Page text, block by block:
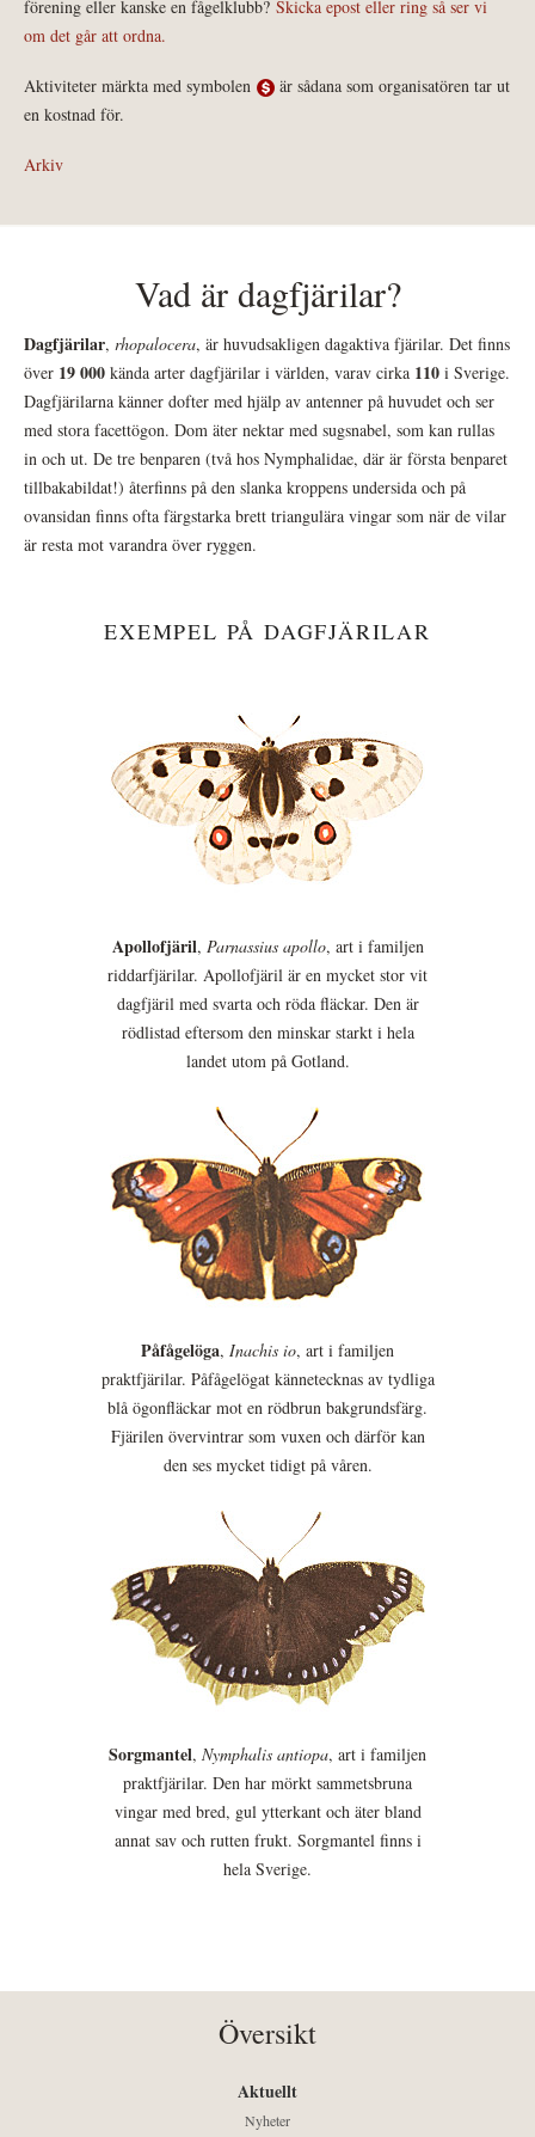
förening eller kanske en fågelklubb? Skicka epost eller ring så ser vi
om det går att ordna.
Aktiviteter märkta med symbolen
är sådana som organisatören tar ut
en kostnad för.
Arkiv
Vad är dagfjärilar?
Dagfjärilar, rhopalocera, är huvudsakligen dagaktiva fjärilar. Det finns
över 19 000 kända arter dagfjärilar i världen, varav cirka 110 i Sverige.
Dagfjärilarna känner dofter med hjälp av antenner på huvudet och ser
med stora facettögon. Dom äter nektar med sugsnabel, som kan rullas
in och ut. De tre benparen (två hos Nymphalidae, där är första benparet
tillbakabildat!) återfinns på den slanka kroppens undersida och på
ovansidan finns ofta färgstarka brett triangulära vingar som när de vilar
är resta mot varandra över ryggen.
EXEMPEL PÅ DAGFJÄRILAR
Apollofjäril, Parnassius apollo, art i familjen
riddarfjärilar. Apollofjäril är en mycket stor vit
dagfjäril med svarta och röda fläckar. Den är
rödlistad eftersom den minskar starkt i hela
landet utom på Gotland.
Påfågelöga, Inachis io, art i familjen
praktfjärilar. Påfågelögat kännetecknas av tydliga
blå ögonfläckar mot en rödbrun bakgrundsfärg.
Fjärilen övervintrar som vuxen och därför kan
den ses mycket tidigt på våren.
Sorgmantel, Nymphalis antiopa, art i familjen
praktfjärilar. Den har mörkt sammetsbruna
vingar med bred, gul ytterkant och äter bland
annat sav och rutten frukt. Sorgmantel finns i
hela Sverige.
Översikt
Aktuellt
Nyheter